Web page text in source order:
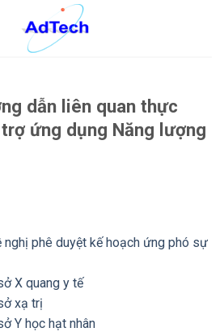
dẫn liên quan thực
ứng dụng Năng lượng
phê duyệt kế hoạch ứng phó sự
X quang y tế
xạ trị
Y học hạt nhân